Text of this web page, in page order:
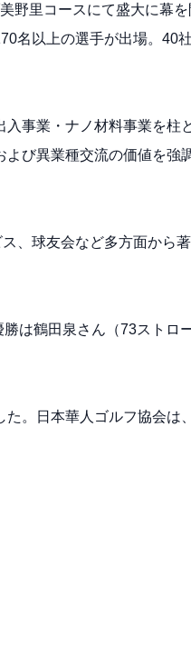
野里コースにて盛大に幕を
名以上の選手が出場。40
事業・ナノ材料事業を柱
び異業種交流の価値を強
、球友会など多方面から
は鶴田泉さん（73ストロ
。日本華人ゴルフ協会は